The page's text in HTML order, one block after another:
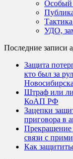
Особый
УДО,
Последние записи
Защита
кто был за
Штраф или
КоАП РФ
Зацепки
приговора в
Прекращение
связи с
Как